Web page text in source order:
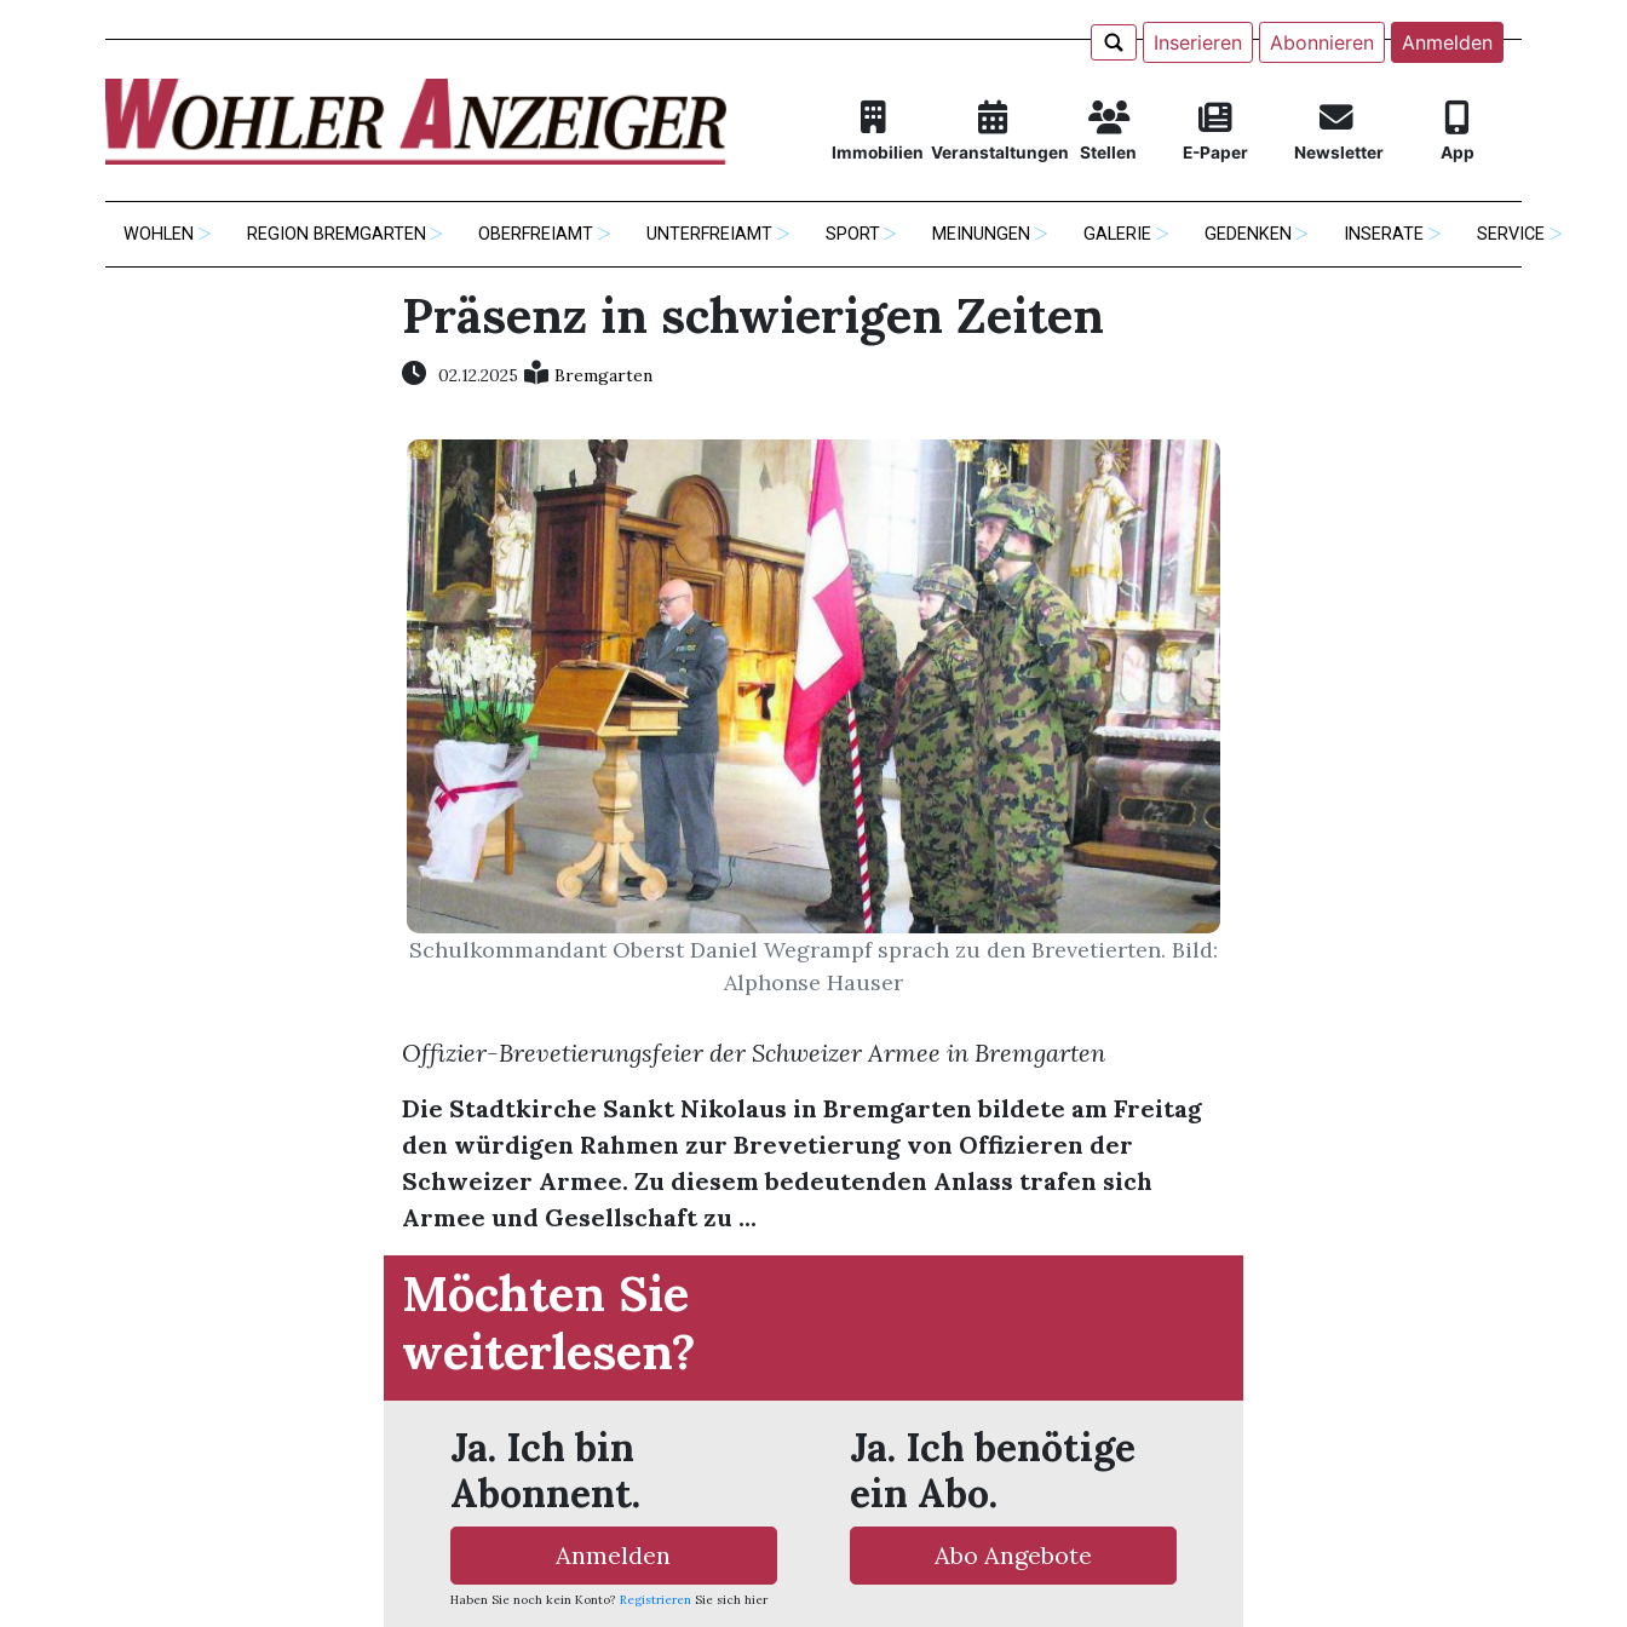
Inserieren Abonnieren Anmelden
Immobilien Veranstaltungen Stellen E-Paper Newsletter App
WOHLEN REGION BREMGARTEN OBERFREIAMT UNTERFREIAMT SPORT MEINUNGEN GALERIE GEDENKEN INSERATE SERVICE
Präsenz in schwierigen Zeiten
02.12.2025 Bremgarten
Schulkommandant Oberst Daniel Wegrampf sprach zu den Brevetierten. Bild:
Alphonse Hauser
Offizier-Brevetierungsfeier der Schweizer Armee in Bremgarten
Die Stadtkirche Sankt Nikolaus in Bremgarten bildete am Freitag
den würdigen Rahmen zur Brevetierung von Offizieren der
Schweizer Armee. Zu diesem bedeutenden Anlass trafen sich
Armee und Gesellschaft zu ...
Möchten Sie
weiterlesen?
Ja. Ich bin
Abonnent.
Anmelden
Haben Sie noch kein Konto? Registrieren Sie sich hier
Ja. Ich benötige
ein Abo.
Abo Angebote